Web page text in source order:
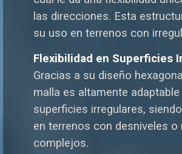
las direcciones. Esta
su uso en terrenos con
Flexibilidad en Superficies
Gracias a su diseño
malla es altamente adaptable
superficies irregulares,
en terrenos con desniveles o
complejos.